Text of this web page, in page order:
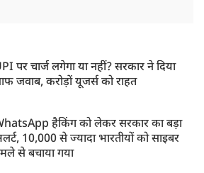
पर चार्ज लगेगा या नहीं? सरकार ने दिया
जवाब, करोड़ों यूजर्स को राहत
हैकिंग को लेकर सरकार का बड़ा
10,000 से ज्यादा भारतीयों को साइबर
से बचाया गया